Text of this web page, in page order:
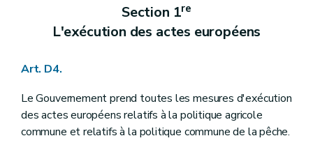
Art. D380
Chapitre II
Les subsides à l'innovation et à la recherche scientifique et technique à finalité agricole
Art. D381
Art. D383
Section 2 La vulgarisation
Sous-section 1re
Les centres pilotes pour le développement et la vulgarisation en agriculture
Art. D384
Section 1re
L'exécution des actes européens
Art. D4.
Le Gouvernement prend toutes les mesures d'exécution
des actes européens relatifs à la politique agricole
commune et relatifs à la politique commune de la pêche.